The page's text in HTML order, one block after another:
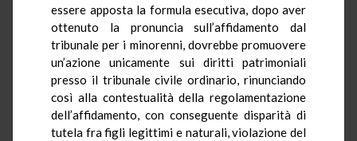
essere apposta la formula esecutiva, dopo aver
ottenuto la pronuncia sull’affidamento dal
tribunale per i minorenni, dovrebbe promuovere
un’azione unicamente sui diritti patrimoniali
presso il tribunale civile ordinario, rinunciando
così alla contestualità della regolamentazione
dell’affidamento, con conseguente disparità di
tutela fra figli legittimi e naturali, violazione del